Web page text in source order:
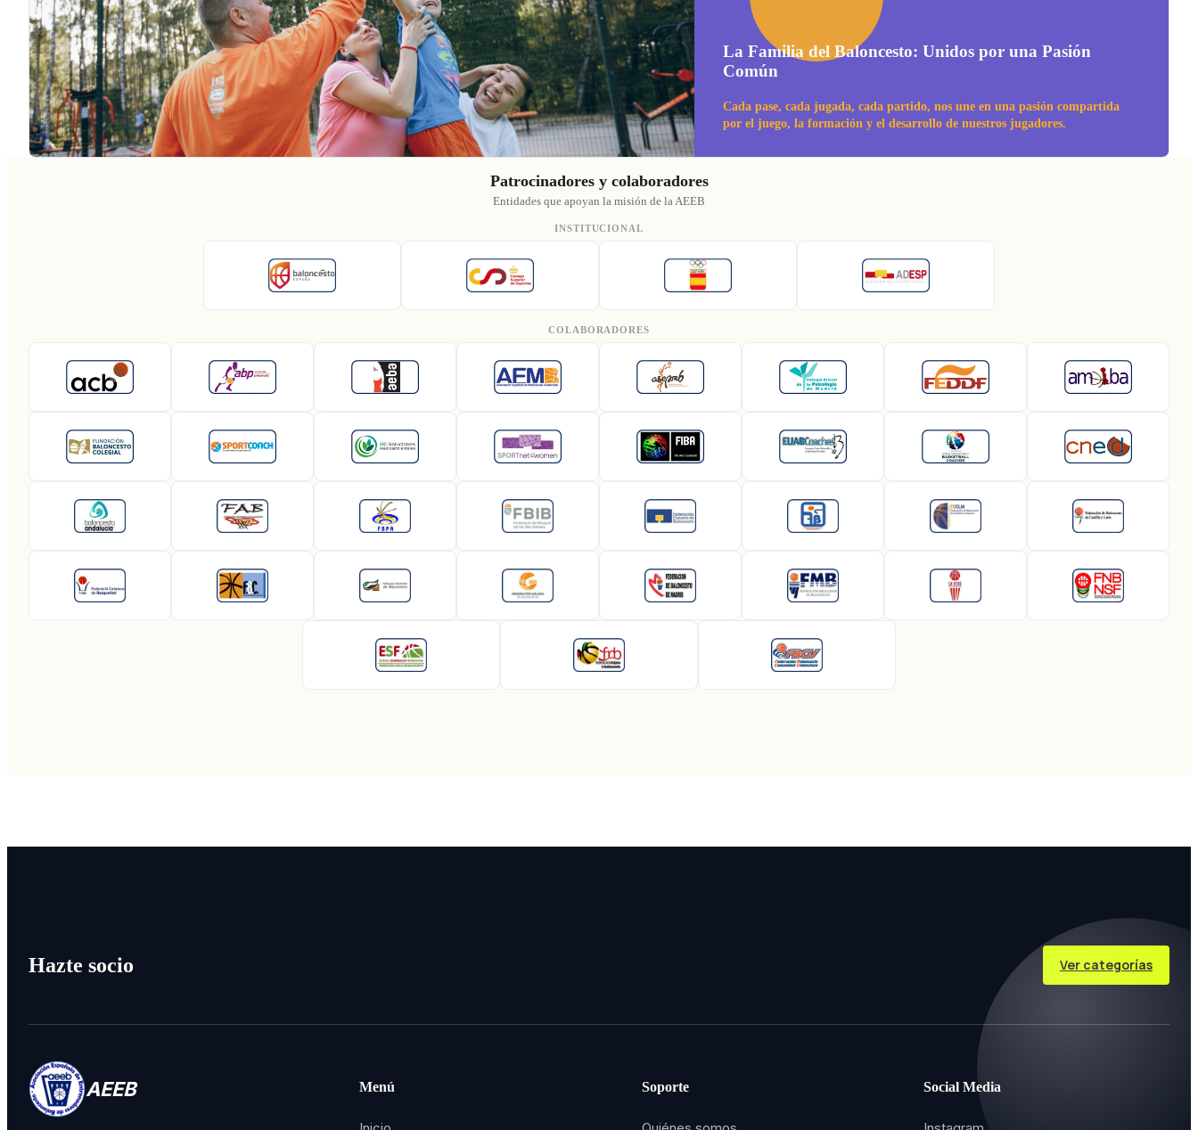
La Familia del Baloncesto: Unidos por una Pasión
Común
Cada pase, cada jugada, cada partido, nos une en una pasión compartida
por el juego, la formación y el desarrollo de nuestros jugadores.
Patrocinadores y colaboradores
Entidades que apoyan la misión de la AEEB
INSTITUCIONAL
COLABORADORES
Hazte socio Ver categorías
AEEB Menú Soporte Social Media